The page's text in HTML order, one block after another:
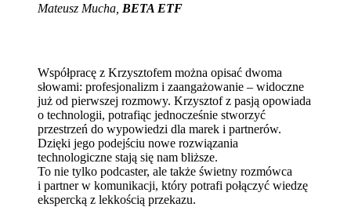
Mateusz Mucha BETA ETF
Współpracę z Krzysztofem można opisać dwoma
słowami: profesjonalizm i zaangażowanie – widoczne
już od pierwszej rozmowy. Krzysztof z pasją opowiada
o technologii, potrafiąc jednocześnie stworzyć
przestrzeń do wypowiedzi dla marek i partnerów.
Dzięki jego podejściu nowe rozwiązania
technologiczne stają się nam bliższe.
To nie tylko podcaster, ale także świetny rozmówca
i partner w komunikacji, który potrafi połączyć wiedzę
ekspercką z lekkością przekazu.